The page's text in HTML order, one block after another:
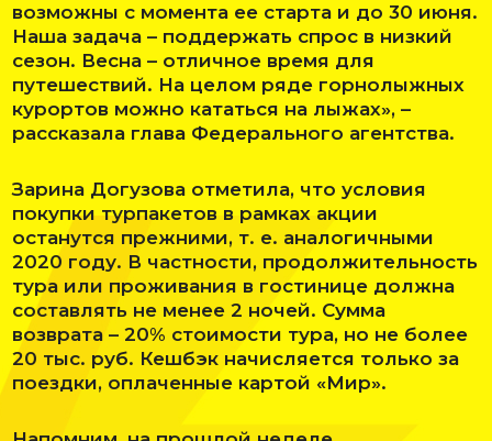
возможны с момента ее старта и до 30 июня.
Наша задача – поддержать спрос в низкий
сезон. Весна – отличное время для
путешествий. На целом ряде горнолыжных
курортов можно кататься на лыжах», –
рассказала глава Федерального агентства.
Зарина Догузова отметила, что условия
покупки турпакетов в рамках акции
останутся прежними, т. е. аналогичными
2020 году. В частности, продолжительность
тура или проживания в гостинице должна
составлять не менее 2 ночей. Сумма
возврата – 20% стоимости тура, но не более
20 тыс. руб. Кешбэк начисляется только за
поездки, оплаченные картой «Мир».